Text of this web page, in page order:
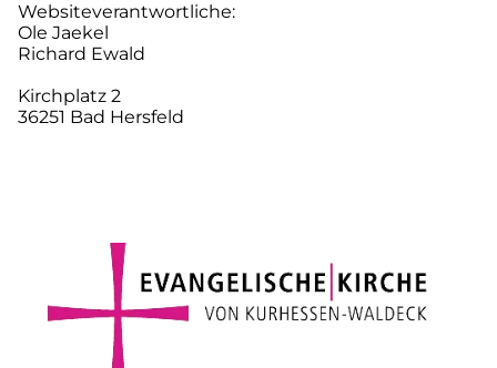
Websiteverantwortliche:
Ole Jaekel
Richard Ewald
Kirchplatz 2
36251 Bad Hersfeld